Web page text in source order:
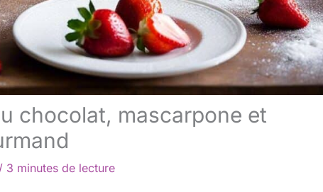
chocolat, mascarpone et
/ 3 minutes de lecture